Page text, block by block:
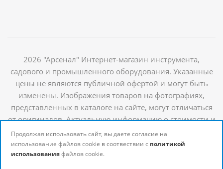
2026 "Арсенал" Интернет-магазин инструмента,
садового и промышленного оборудования. Указанные
цены не являются публичной офертой и могут быть
изменены. Изображения товаров на фотографиях,
представленных в каталоге на сайте, могут отличаться
от оригиналов. Актуальную информацию о стоимости и
наличии товаров можно получить у наших
менеджеров
Продолжая использовать сайт, вы даете согласие на
использование файлов cookie в соотвествии с политикой
использованияфайлов cookie.